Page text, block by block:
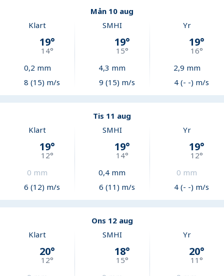
Mån 10 aug
Klart
19°
14°
0,2 mm
8 (15) m/s
SMHI
19°
15°
4,3 mm
9 (15) m/s
Yr
19°
16°
2,9 mm
4 (- -) m/s
Tis 11 aug
Klart
19°
12°
0 mm
6 (12) m/s
SMHI
19°
14°
0,4 mm
6 (11) m/s
Yr
19°
12°
0 mm
4 (- -) m/s
Ons 12 aug
Klart
20°
12°
SMHI
18°
15°
Yr
20°
11°